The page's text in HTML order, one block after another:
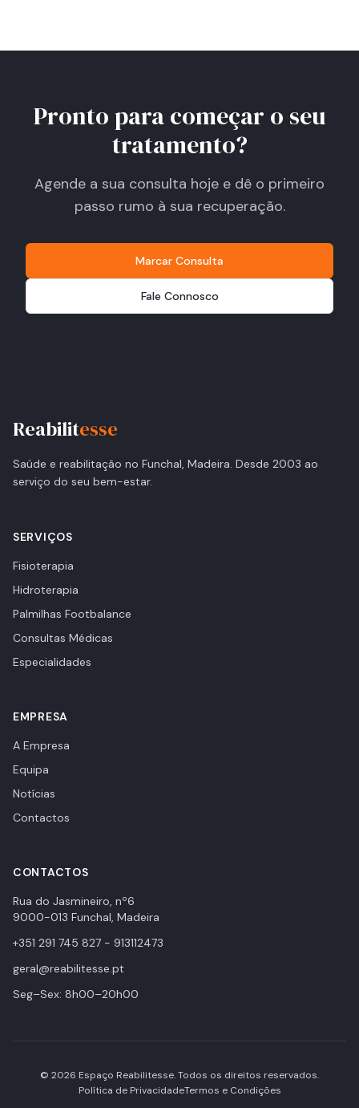
Pronto para começar o seu
tratamento?
Agende a sua consulta hoje e dê o primeiro
passo rumo à sua recuperação.
Marcar Consulta
Fale Connosco
Reabilitesse
Saúde e reabilitação no Funchal, Madeira. Desde 2003 ao
serviço do seu bem-estar.
SERVIÇOS
Fisioterapia
Hidroterapia
Palmilhas Footbalance
Consultas Médicas
Especialidades
EMPRESA
A Empresa
Equipa
Notícias
Contactos
CONTACTOS
Rua do Jasmineiro, nº6
9000-013 Funchal, Madeira
+351 291 745 827 - 913112473
geral@reabilitesse.pt
Seg–Sex: 8h00–20h00
© 2026 Espaço Reabilitesse. Todos os direitos reservados.
Política de PrivacidadeTermos e Condições